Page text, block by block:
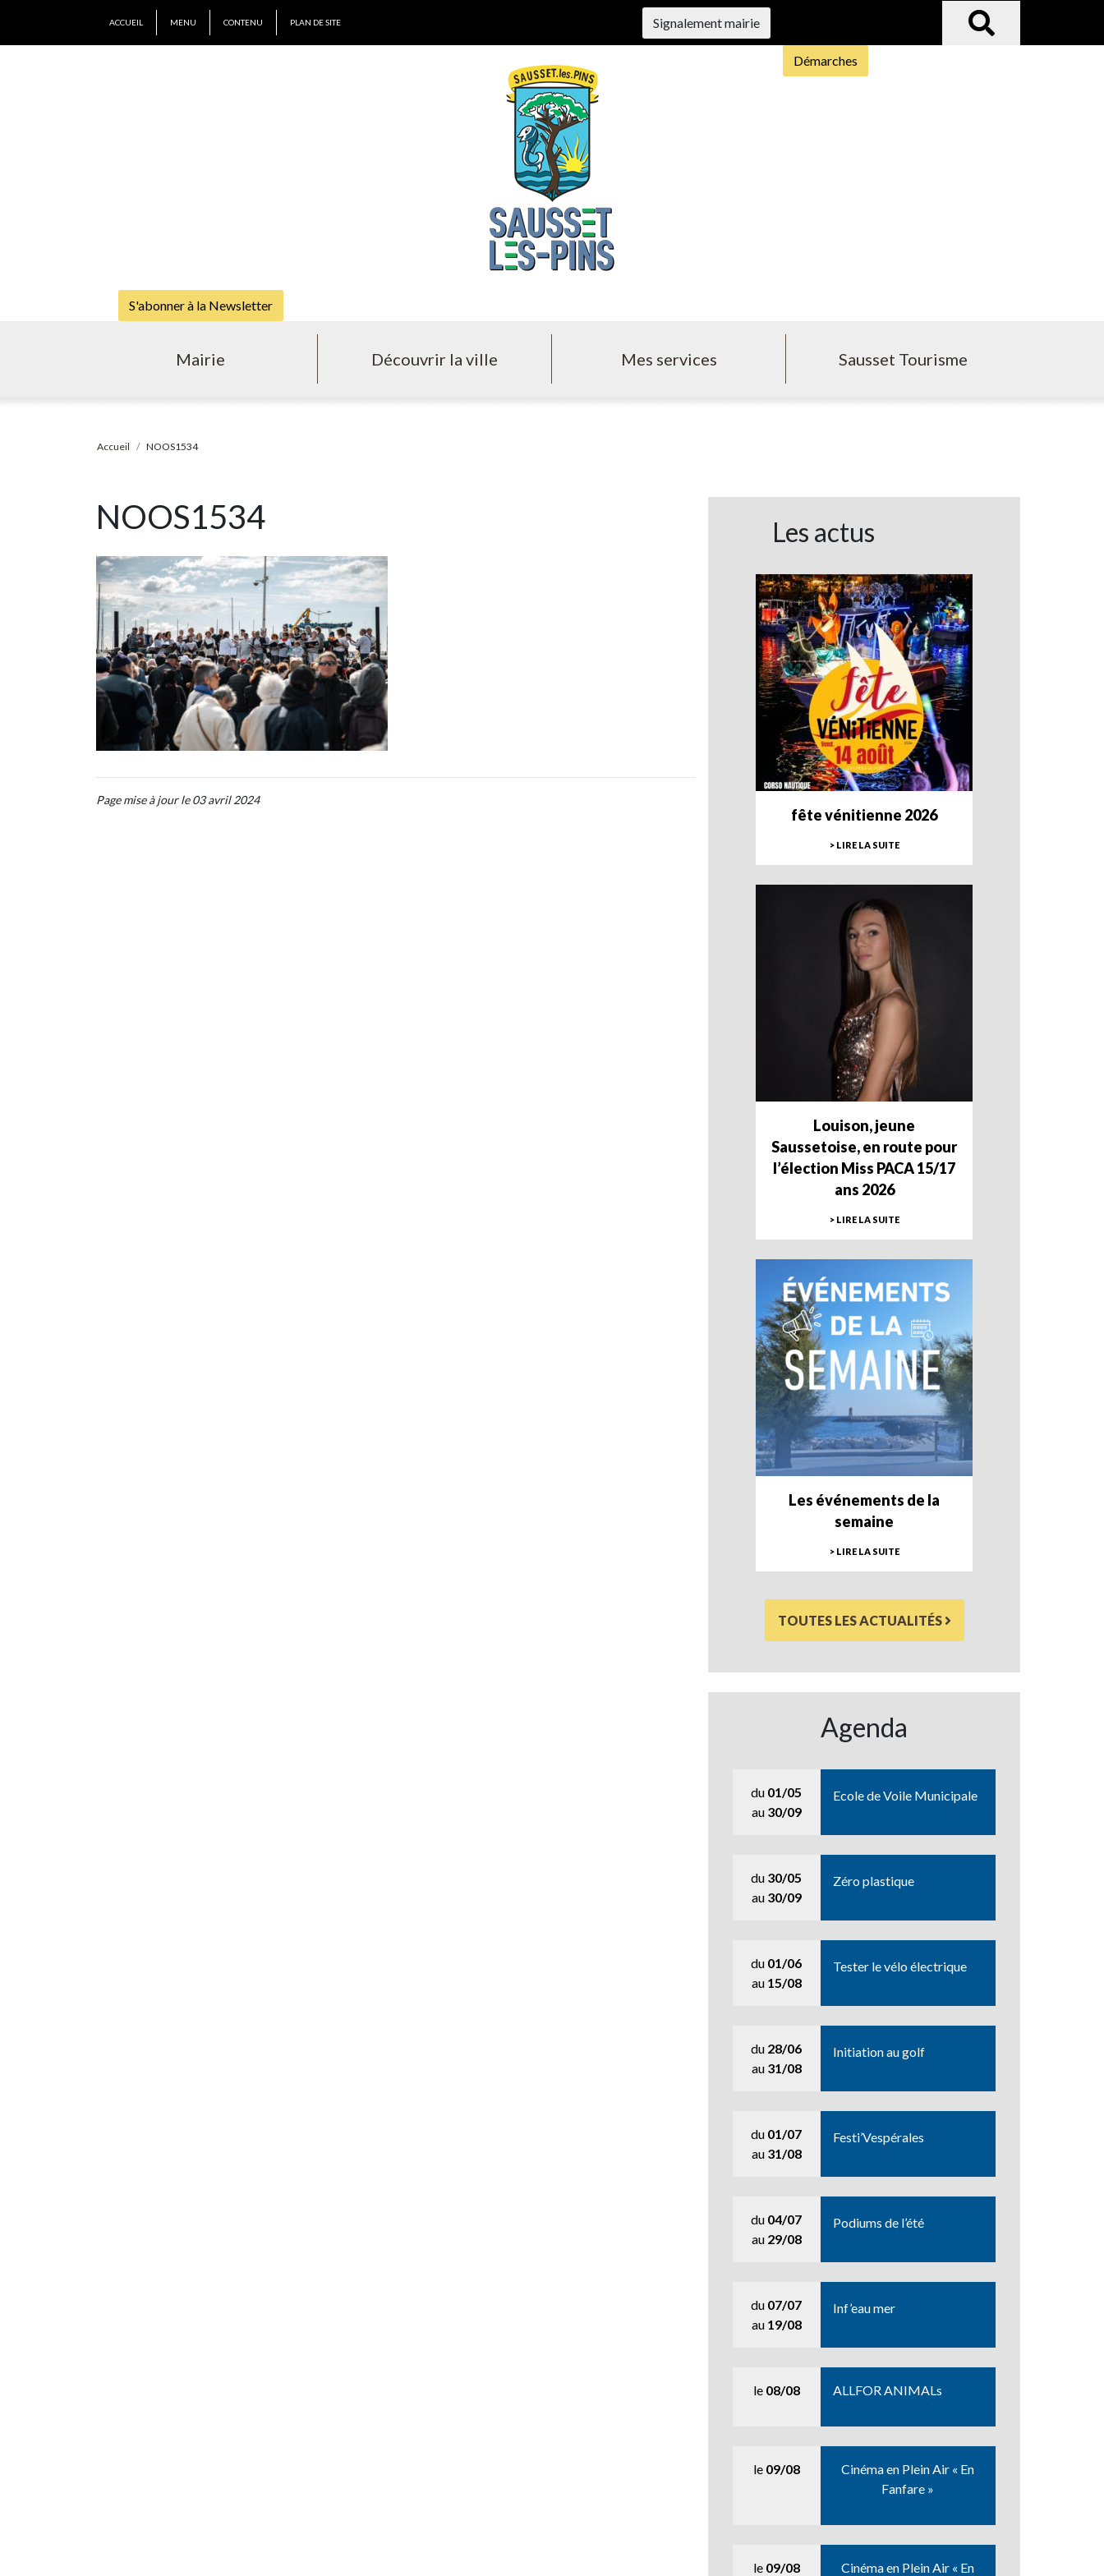
ACCUEIL MENU CONTENU PLAN DE SITE Signalement mairie
Démarches
S'abonner à la Newsletter
Mairie Découvrir la ville Mes services Sausset Tourisme
Accueil NOOS1534
NOOS1534
Page mise à jour le 03 avril 2024
Les actus
fête vénitienne 2026
> LIRE LA SUITE
Louison, jeune
Saussetoise, en route pour
l’élection Miss PACA 15/17
ans 2026
> LIRE LA SUITE
Les événements de la
semaine
> LIRE LA SUITE
TOUTES LES ACTUALITÉS
Agenda
du 01/05
au 30/09
Ecole de Voile Municipale
du 30/05
au 30/09
Zéro plastique
du 01/06
au 15/08
Tester le vélo électrique
du 28/06
au 31/08
Initiation au golf
du 01/07
au 31/08
Festi’Vespérales
du 04/07
au 29/08
Podiums de l’été
du 07/07
au 19/08
Inf’eau mer
le 08/08 ALLFOR ANIMALs
le 09/08
Cinéma en Plein Air « En
Fanfare »
le 09/08 Cinéma en Plein Air « En